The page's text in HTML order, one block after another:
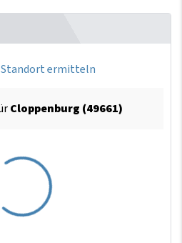
Standort ermitteln
Cloppenburg (49661)